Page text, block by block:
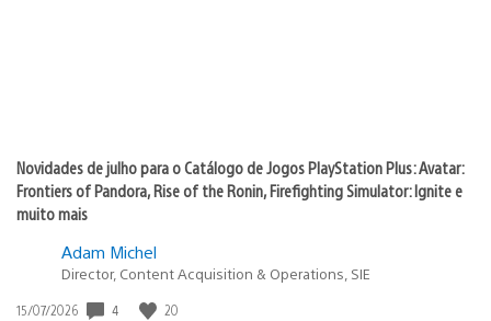
Novidades de julho para o Catálogo de Jogos PlayStation Plus: Avatar:
Frontiers of Pandora, Rise of the Ronin, Firefighting Simulator: Ignite e
muito mais
Adam Michel
Director, Content Acquisition & Operations, SIE
Data
15/07/2026 4 20